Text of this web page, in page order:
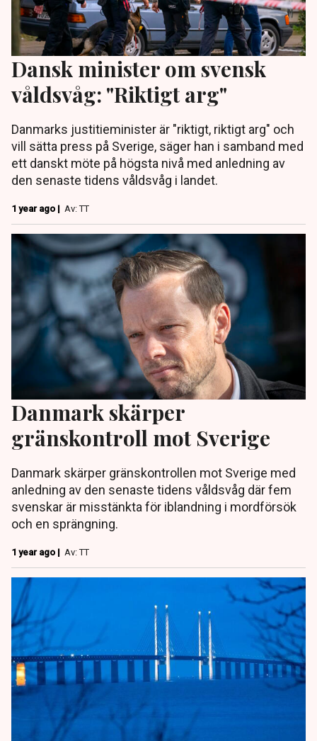
Dansk minister om svensk
våldsvåg: "Riktigt arg"
Danmarks justitieminister är "riktigt, riktigt arg" och
vill sätta press på Sverige, säger han i samband med
ett danskt möte på högsta nivå med anledning av
den senaste tidens våldsvåg i landet.
1 year ago | Av: TT
Danmark skärper
gränskontroll mot Sverige
Danmark skärper gränskontrollen mot Sverige med
anledning av den senaste tidens våldsvåg där fem
svenskar är misstänkta för iblandning i mordförsök
och en sprängning.
1 year ago | Av: TT